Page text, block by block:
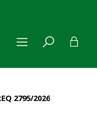
2795/2026